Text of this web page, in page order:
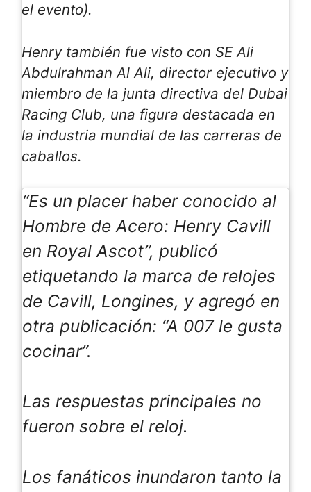
el evento).
Henry también fue visto con SE Ali
Abdulrahman Al Ali, director ejecutivo y
miembro de la junta directiva del Dubai
Racing Club, una figura destacada en
la industria mundial de las carreras de
caballos.
“Es un placer haber conocido al
Hombre de Acero: Henry Cavill
en Royal Ascot”, publicó
etiquetando la marca de relojes
de Cavill, Longines, y agregó en
otra publicación: “A 007 le gusta
cocinar”.
Las respuestas principales no
fueron sobre el reloj.
Los fanáticos inundaron tanto la